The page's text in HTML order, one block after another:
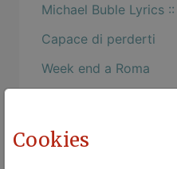
Michael Buble Lyrics
Capace di perderti
Week end a Roma
Rinascere
Cookies